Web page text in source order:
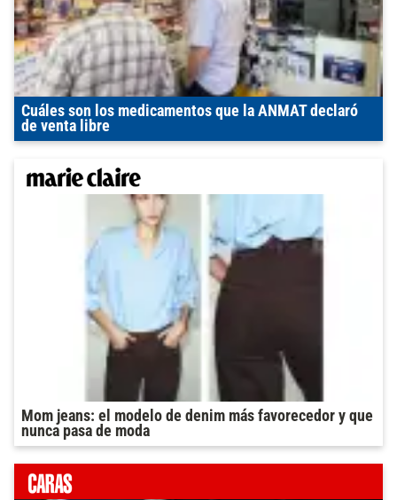
Cuáles son los medicamentos que la ANMAT declaró
de venta libre
Mom jeans: el modelo de denim más favorecedor y que
nunca pasa de moda